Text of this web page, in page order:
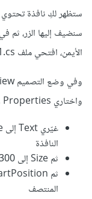
الأيمن، افتحي ملف Form1.cs.
واختاري Properties وبها:
النافذة
ثم Size إلى 300 عرض × 200 ارتفاع ليكون حجم النافذة مناسبًا
المنتصف